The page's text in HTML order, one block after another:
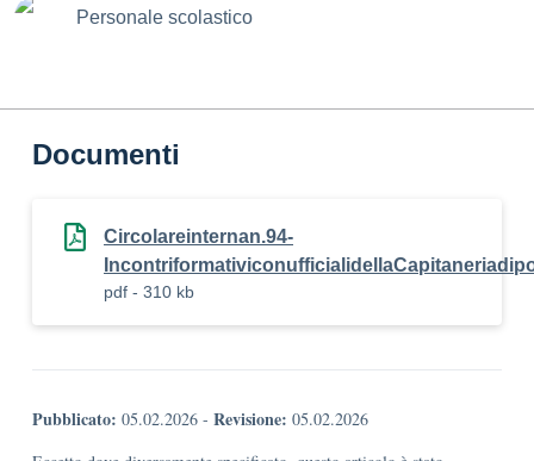
Personale scolastico
Documenti
Circolareinternan.94-
pdf - 310 kb
Pubblicato: 05.02.2026 - Revisione: 05.02.2026